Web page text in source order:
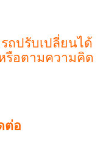
ถปรับเปลี่ยนได้
รือตามความคิด
ต่อ